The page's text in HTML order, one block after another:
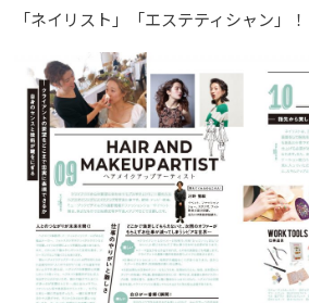
「ネイリスト」「エステティシャン」！